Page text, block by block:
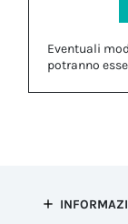
Eventuali
potranno